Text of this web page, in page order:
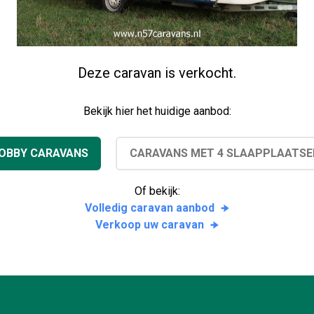
Deze caravan is verkocht.
Bekijk hier het huidige aanbod:
CARAVANS CARAVANS MET 4
Of bekijk:
Volledig caravan aanbod
Verkoop uw caravan